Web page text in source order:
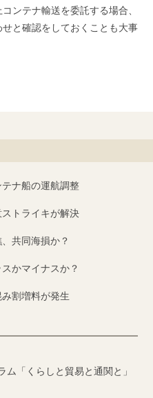
ンテナ輸送を委託する場合、
と確認をしておくことも大事
ナ船の運航調整
トライキが解決
共同海損か？
かマイナスか？
割増料が発生
「くらしと貿易と通関と」